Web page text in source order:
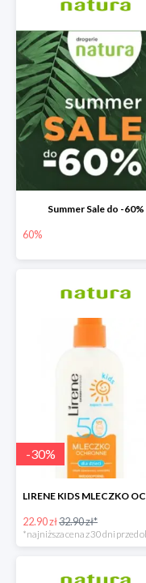
Summer Sale do -60%
60%
-30%
22.90 zł32.90 zł*